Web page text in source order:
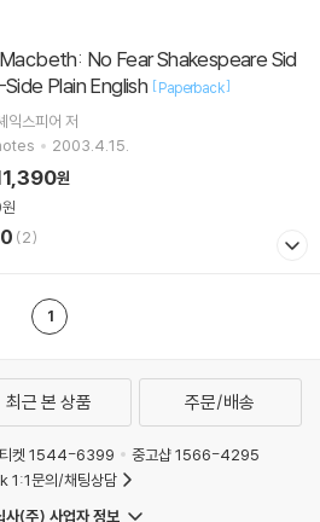
Plain English [Paperback]
익스피어 저
2003.4.15.
원
(2)
1
최근 본 상품 주문/배송
티켓 1544-6399
중고샵 1566-4295
1:1문의/채팅상담
사(주) 사업자 정보